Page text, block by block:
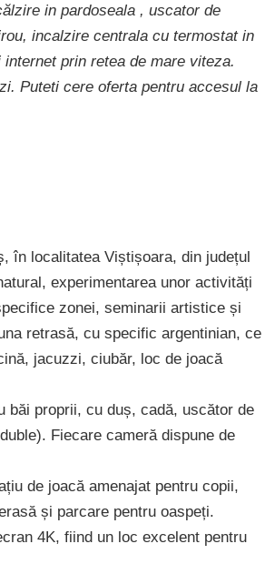
in pardoseala , uscator de
incalzire centrala cu termostat in
prin retea de mare viteza.
Puteti cere oferta pentru accesul la
în localitatea Viștișoara, din județul
experimentarea unor activități
zonei, seminarii artistice și
retrasă, cu specific argentinian, ce
jacuzzi, ciubăr, loc de joacă
băi proprii, cu duș, cadă, uscător de
Fiecare cameră dispune de
de joacă amenajat pentru copii,
și parcare pentru oaspeți.
4K, fiind un loc excelent pentru